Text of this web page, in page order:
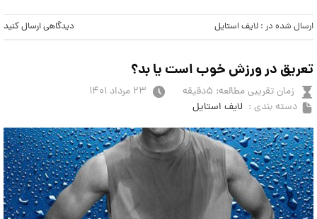
ارسال شده در : لایف استایل دیدگاهی ارسال کنید
تعریق در ورزش خوب است یا بد؟
زمان تقریبی مطالعه: ۵دقیقه
دسته بندی : لایف استایل